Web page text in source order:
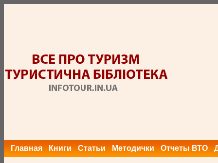
Главная Книги Статьи Методички Отчеты ВТО